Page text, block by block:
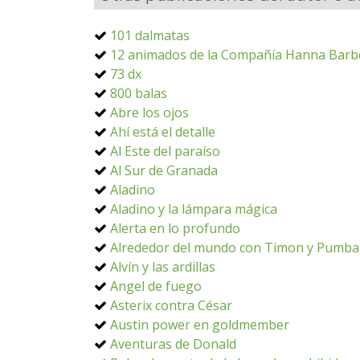
101 dalmatas
12 animados de la Compañía Hanna
73 dx
800 balas
Abre los ojos
Ahí está el detalle
Al Este del paraíso
Al Sur de Granada
Aladino
Aladino y la lámpara mágica
Alerta en lo profundo
Alrededor del mundo con Timon y Pumba
Alvín y las ardillas
Angel de fuego
Asterix contra César
Austin power en goldmember
Aventuras de Donald